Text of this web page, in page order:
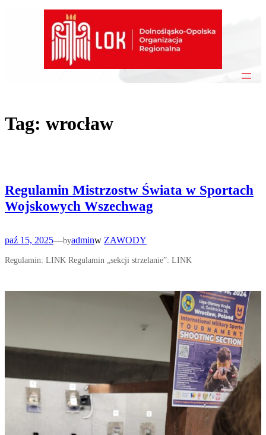
Tag: wrocław
Regulamin Mistrzostw Świata w Sportach
Wojskowych Wszechwag
paź 15, 2025—byadminw ZAWODY
Regulamin: LINK Regulamin „sekcji strzelanie”: LINK